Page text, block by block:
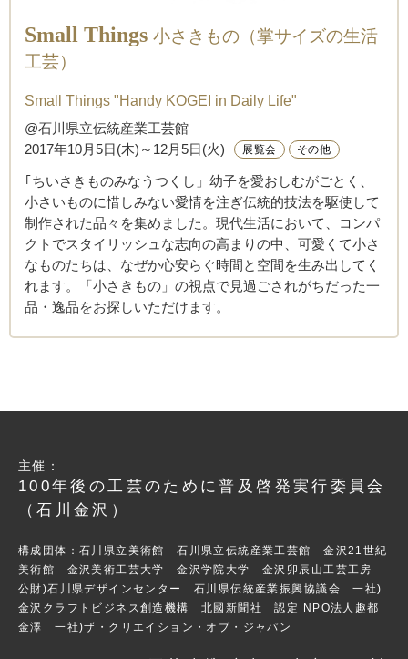
Small Things 小さきもの（掌サイズの生活
工芸）
Small Things "Handy KOGEI in Daily Life"
@石川県立伝統産業工芸館
2017年10月5日(木)～12月5日(火)
展覧会 その他
｢ちいさきものみなうつくし」幼子を愛おしむがごとく、
小さいものに惜しみない愛情を注ぎ伝統的技法を駆使して
制作された品々を集めました。現代生活において、コンパ
クトでスタイリッシュな志向の高まりの中、可愛くて小さ
なものたちは、なぜか心安らぐ時間と空間を生み出してく
れます。「小さきもの」の視点で見過ごされがちだった一
品・逸品をお探しいただけます。
主催：
100年後の工芸のために普及啓発実行委員会
（石川金沢）
構成団体：石川県立美術館 石川県立伝統産業工芸館 金沢21世紀
美術館 金沢美術工芸大学 金沢学院大学 金沢卯辰山工芸工房
公財)石川県デザインセンター 石川県伝統産業振興協議会 一社)
金沢クラフトビジネス創造機構 北國新聞社 認定 NPO法人趣都
金澤 一社)ザ・クリエイション・オブ・ジャパン